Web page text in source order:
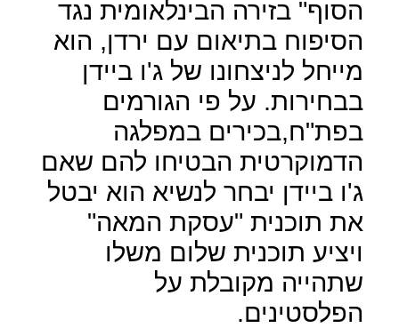
הסוף" בזירה הבינלאומית נגד
הסיפוח בתיאום עם ירדן, הוא
מייחל לניצחונו של ג'ו ביידן
בבחירות. על פי הגורמים
בפת"ח,בכירים במפלגה
הדמוקרטית הבטיחו להם שאם
ג'ו ביידן יבחר לנשיא הוא יבטל
את תוכנית "עסקת המאה"
ויציע תוכנית שלום משלו
שתהייה מקובלת על
הפלסטינים.